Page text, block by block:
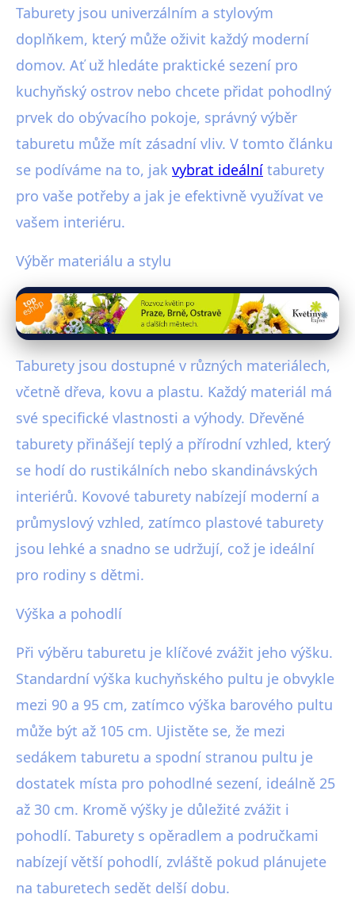
Taburety jsou univerzálním a stylovým
doplňkem, který může oživit každý moderní
domov. Ať už hledáte praktické sezení pro
kuchyňský ostrov nebo chcete přidat pohodlný
prvek do obývacího pokoje, správný výběr
taburetu může mít zásadní vliv. V tomto článku
se podíváme na to, jak vybrat ideální taburety
pro vaše potřeby a jak je efektivně využívat ve
vašem interiéru.
Výběr materiálu a stylu
Taburety jsou dostupné v různých materiálech,
včetně dřeva, kovu a plastu. Každý materiál má
své specifické vlastnosti a výhody. Dřevěné
taburety přinášejí teplý a přírodní vzhled, který
se hodí do rustikálních nebo skandinávských
interiérů. Kovové taburety nabízejí moderní a
průmyslový vzhled, zatímco plastové taburety
jsou lehké a snadno se udržují, což je ideální
pro rodiny s dětmi.
Výška a pohodlí
Při výběru taburetu je klíčové zvážit jeho výšku.
Standardní výška kuchyňského pultu je obvykle
mezi 90 a 95 cm, zatímco výška barového pultu
může být až 105 cm. Ujistěte se, že mezi
sedákem taburetu a spodní stranou pultu je
dostatek místa pro pohodlné sezení, ideálně 25
až 30 cm. Kromě výšky je důležité zvážit i
pohodlí. Taburety s opěradlem a područkami
nabízejí větší pohodlí, zvláště pokud plánujete
na taburetech sedět delší dobu.